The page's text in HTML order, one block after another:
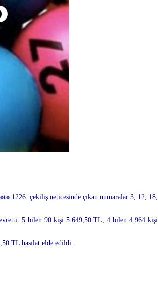
1226. çekiliş neticesinde çıkan numaralar 3, 12, 18,
5 bilen 90 kişi 5.649,50 TL, 4 bilen 4.964 kişi
TL hasılat elde edildi.